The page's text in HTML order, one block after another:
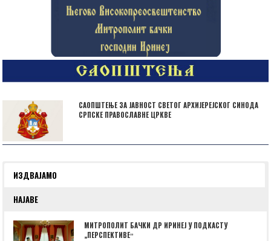
САОПШТЕЊЕ ЗА ЈАВНОСТ СВЕТОГ АРХИЈЕРЕЈСКОГ СИНОДА
СРПСКЕ ПРАВОСЛАВНЕ ЦРКВЕ
ИЗДВАЈАМО
НАЈАВЕ
МИТРОПОЛИТ БАЧКИ ДР ИРИНЕЈ У ПОДКАСТУ
„ПЕРСПЕКТИВЕˮ